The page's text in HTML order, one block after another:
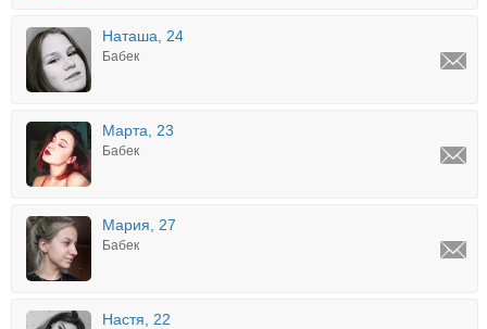
Наташа, 24
Бабек
Марта, 23
Бабек
Мария, 27
Бабек
Настя, 22